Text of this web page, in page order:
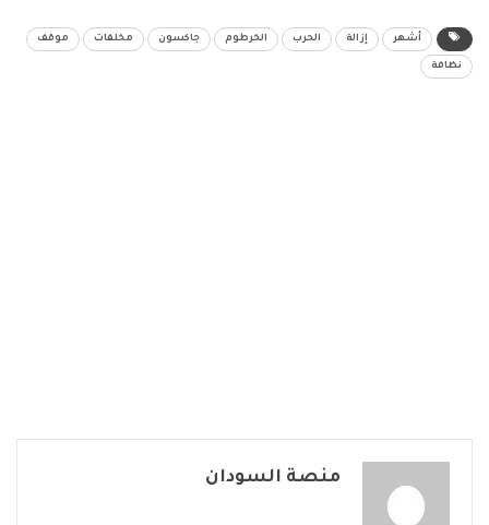
أشهر إزالة الحرب الخرطوم جاكسون مخلفات موقف
نظافة
منصة السودان